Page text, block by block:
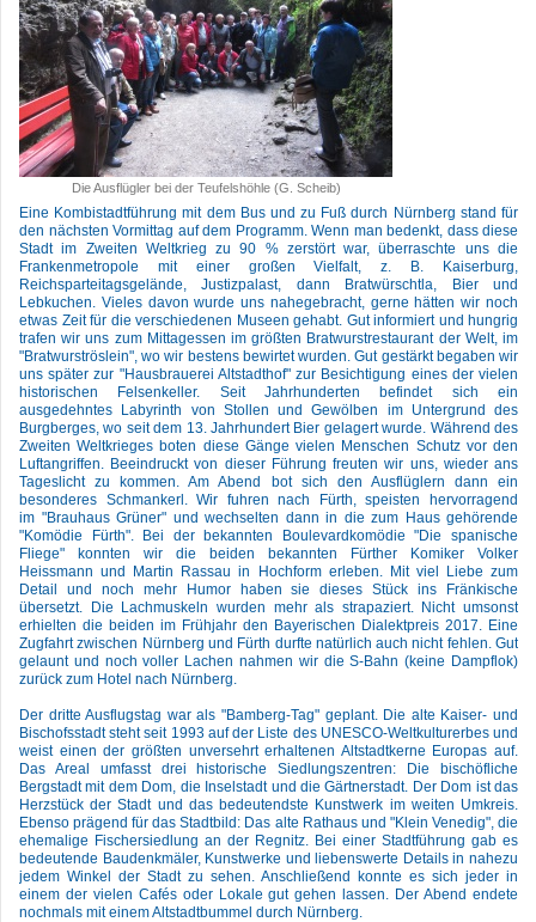
Die Ausflügler bei der Teufelshöhle (G. Scheib)
Eine Kombistadtführung mit dem Bus und zu Fuß durch Nürnberg stand für
den nächsten Vormittag auf dem Programm. Wenn man bedenkt, dass diese
Stadt im Zweiten Weltkrieg zu 90 % zerstört war, überraschte uns die
Frankenmetropole mit einer großen Vielfalt, z. B. Kaiserburg,
Reichsparteitagsgelände, Justizpalast, dann Bratwürschtla, Bier und
Lebkuchen. Vieles davon wurde uns nahegebracht, gerne hätten wir noch
etwas Zeit für die verschiedenen Museen gehabt. Gut informiert und hungrig
trafen wir uns zum Mittagessen im größten Bratwurstrestaurant der Welt, im
"Bratwurströslein", wo wir bestens bewirtet wurden. Gut gestärkt begaben wir
uns später zur "Hausbrauerei Altstadthof" zur Besichtigung eines der vielen
historischen Felsenkeller. Seit Jahrhunderten befindet sich ein
ausgedehntes Labyrinth von Stollen und Gewölben im Untergrund des
Burgberges, wo seit dem 13. Jahrhundert Bier gelagert wurde. Während des
Zweiten Weltkrieges boten diese Gänge vielen Menschen Schutz vor den
Luftangriffen. Beeindruckt von dieser Führung freuten wir uns, wieder ans
Tageslicht zu kommen. Am Abend bot sich den Ausflüglern dann ein
besonderes Schmankerl. Wir fuhren nach Fürth, speisten hervorragend
im "Brauhaus Grüner" und wechselten dann in die zum Haus gehörende
"Komödie Fürth". Bei der bekannten Boulevardkomödie "Die spanische
Fliege" konnten wir die beiden bekannten Fürther Komiker Volker
Heissmann und Martin Rassau in Hochform erleben. Mit viel Liebe zum
Detail und noch mehr Humor haben sie dieses Stück ins Fränkische
übersetzt. Die Lachmuskeln wurden mehr als strapaziert. Nicht umsonst
erhielten die beiden im Frühjahr den Bayerischen Dialektpreis 2017. Eine
Zugfahrt zwischen Nürnberg und Fürth durfte natürlich auch nicht fehlen. Gut
gelaunt und noch voller Lachen nahmen wir die S-Bahn (keine Dampflok)
zurück zum Hotel nach Nürnberg.
Der dritte Ausflugstag war als "Bamberg-Tag" geplant. Die alte Kaiser- und
Bischofsstadt steht seit 1993 auf der Liste des UNESCO-Weltkulturerbes und
weist einen der größten unversehrt erhaltenen Altstadtkerne Europas auf.
Das Areal umfasst drei historische Siedlungszentren: Die bischöfliche
Bergstadt mit dem Dom, die Inselstadt und die Gärtnerstadt. Der Dom ist das
Herzstück der Stadt und das bedeutendste Kunstwerk im weiten Umkreis.
Ebenso prägend für das Stadtbild: Das alte Rathaus und "Klein Venedig", die
ehemalige Fischersiedlung an der Regnitz. Bei einer Stadtführung gab es
bedeutende Baudenkmäler, Kunstwerke und liebenswerte Details in nahezu
jedem Winkel der Stadt zu sehen. Anschließend konnte es sich jeder in
einem der vielen Cafés oder Lokale gut gehen lassen. Der Abend endete
nochmals mit einem Altstadtbummel durch Nürnberg.